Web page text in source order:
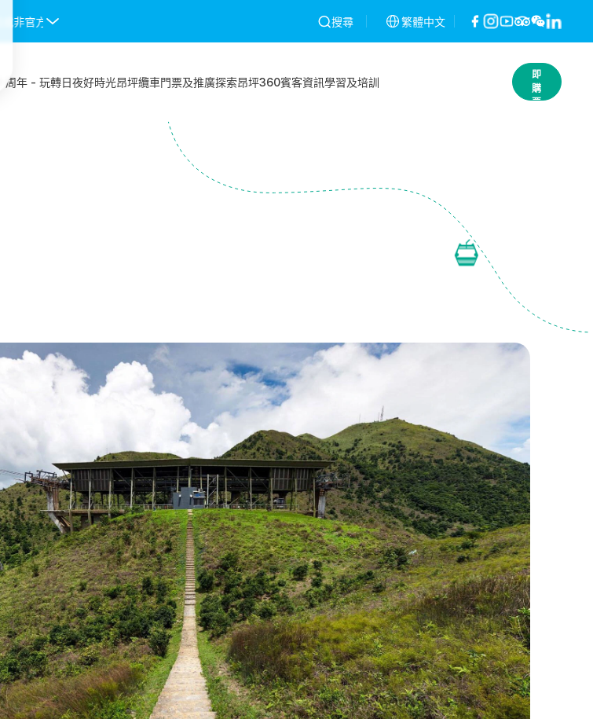
方授權渠道購入的纜車門票均不會被接受，一經發現將予以作廢，不作退款。條款及細則 昂坪360就2026年2月26日
搜尋 繁體中文
周年 - 玩轉日夜好時光昂坪纜車門票及推廣探索昂坪360賓客資訊學習及培訓
立
即
購
票